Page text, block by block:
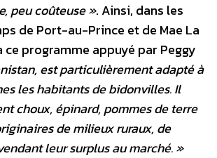
peu coûteuse ». Ainsi, dans les
de Port-au-Prince et de Mae La
programme appuyé par Peggy
est particulièrement adapté à
les habitants de bidonvilles. Il
choux, épinard, pommes de terre
de milieux ruraux, de
leur surplus au marché. »